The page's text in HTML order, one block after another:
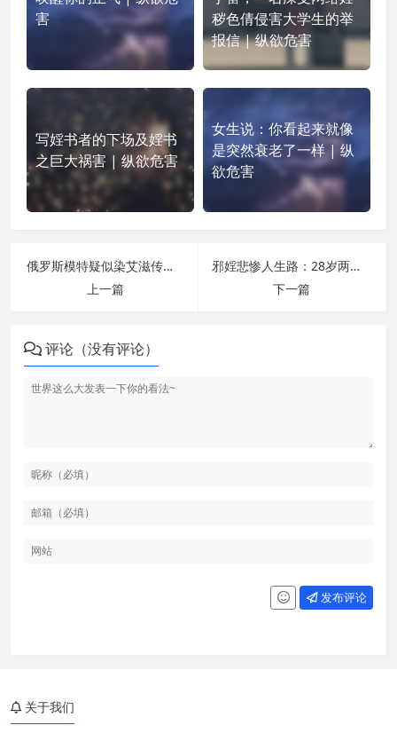
害
秽色倩侵害大学生的举
报信 | 纵欲危害
写婬书者的下场及婬书
之巨大祸害 | 纵欲危害
女生说：你看起来就像
是突然衰老了一样 | 纵
欲危害
俄罗斯模特疑似染艾滋传给老公 遭杀害弃尸荒野 | 纵欲危害
上一篇
邪婬悲惨人生路：28岁两眼白内障，唯靠戒色来修补 | 纵欲危害
下一篇
评论（没有评论）
发布评论
关于我们